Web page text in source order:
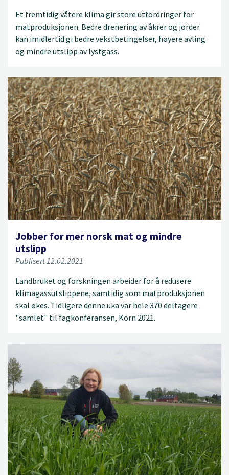
Et fremtidig våtere klima gir store utfordringer for
matproduksjonen. Bedre drenering av åkrer og jorder
kan imidlertid gi bedre vekstbetingelser, høyere avling
og mindre utslipp av lystgass.
Jobber for mer norsk mat og mindre
utslipp
Publisert 12.02.2021
Landbruket og forskningen arbeider for å redusere
klimagassutslippene, samtidig som matproduksjonen
skal økes. Tidligere denne uka var hele 370 deltagere
"samlet" til fagkonferansen, Korn 2021.